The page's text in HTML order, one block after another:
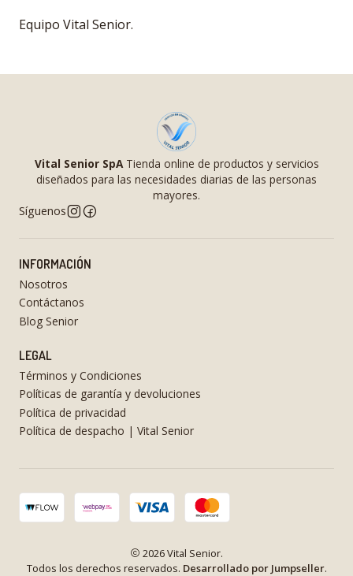
Equipo Vital Senior.
Vital Senior SpATienda online de productos y servicios
diseñados para las necesidades diarias de las personas
mayores.
Síguenos
INFORMACIÓN
Nosotros
Contáctanos
Blog Senior
LEGAL
Términos y Condiciones
Políticas de garantía y devoluciones
Política de privacidad
Política de despacho | Vital Senior
2026 Vital Senior.
Todos los derechos reservados. Desarrollado por Jumpseller.